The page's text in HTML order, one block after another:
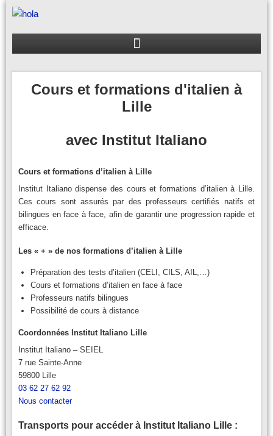
Aller
contenu
Cours et formations d'italien à
Lille
avec Institut Italiano
Cours et formations d’italien à Lille
Institut Italiano dispense des cours et formations d’italien à Lille.
Ces cours sont assurés par des professeurs certifiés natifs et
bilingues en face à face, afin de garantir une progression rapide et
efficace.
Les « + » de nos formations d’italien à Lille
Préparation des tests d’italien (CELI, CILS, AIL,…)
Cours et formations d’italien en face à face
Professeurs natifs bilingues
Possibilité de cours à distance
Coordonnées Institut Italiano Lille
Institut Italiano – SEIEL
7 rue Sainte-Anne
59800 Lille
03 62 27 62 92
Nous contacter
Transports pour accéder à Institut Italiano Lille :